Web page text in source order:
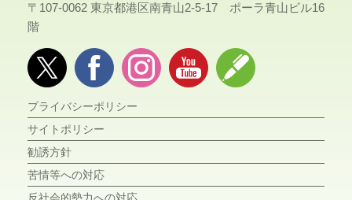
〒107-0062 東京都港区南青山2-5-17 ポーラ青山ビル16
階
プライバシーポリシー
サイトポリシー
勧誘方針
苦情等への対応